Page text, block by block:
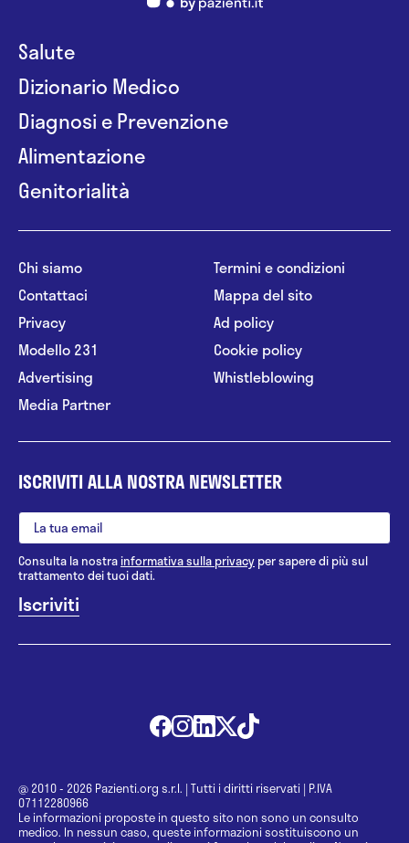
Salute
Dizionario Medico
Diagnosi e Prevenzione
Alimentazione
Genitorialità
Chi siamo
Contattaci
Privacy
Modello 231
Advertising
Media Partner
Termini e condizioni
Mappa del sito
Ad policy
Cookie policy
Whistleblowing
ISCRIVITI ALLA NOSTRA NEWSLETTER
Consulta la nostrainformativa sulla privacy per sapere di più sul
trattamento dei tuoi dati.
@ 2010 - 2026 Pazienti.org s.r.l. | Tutti i diritti riservati | P.IVA
07112280966
Le informazioni proposte in questo sito non sono un consulto
medico. In nessun caso, queste informazioni sostituiscono un